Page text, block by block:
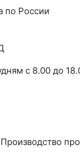
по России
с 8.00 до